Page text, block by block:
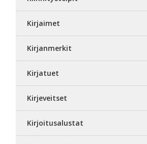
Kirjaimet
Kirjanmerkit
Kirjatuet
Kirjeveitset
Kirjoitusalustat